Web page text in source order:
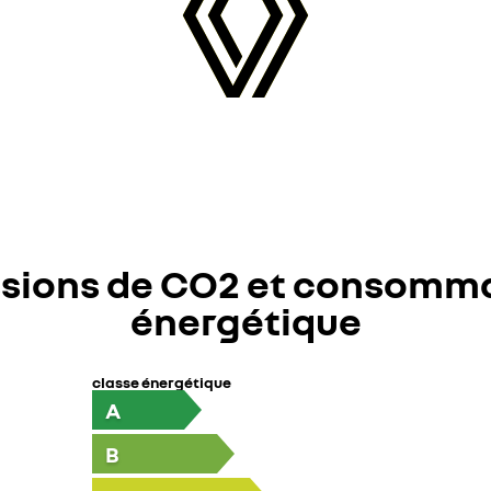
de CO2 et
énergétique
classe énergétique
A
B